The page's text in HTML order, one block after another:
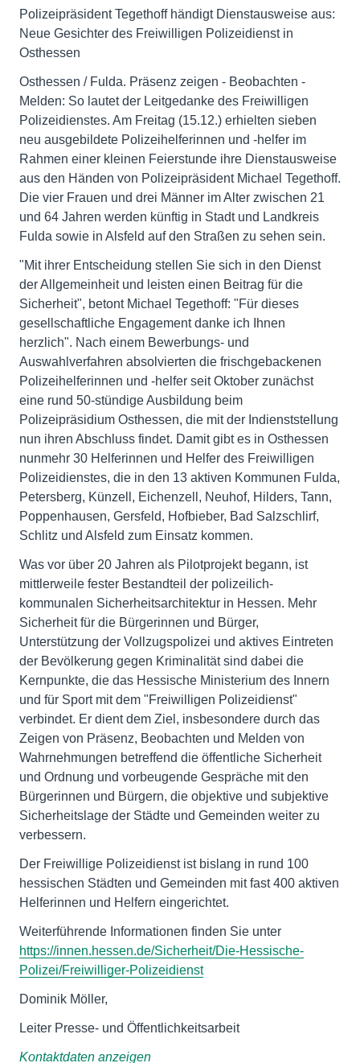
Polizeipräsident Tegethoff händigt Dienstausweise aus:
Neue Gesichter des Freiwilligen Polizeidienst in
Osthessen
Osthessen / Fulda. Präsenz zeigen - Beobachten -
Melden: So lautet der Leitgedanke des Freiwilligen
Polizeidienstes. Am Freitag (15.12.) erhielten sieben
neu ausgebildete Polizeihelferinnen und -helfer im
Rahmen einer kleinen Feierstunde ihre Dienstausweise
aus den Händen von Polizeipräsident Michael Tegethoff.
Die vier Frauen und drei Männer im Alter zwischen 21
und 64 Jahren werden künftig in Stadt und Landkreis
Fulda sowie in Alsfeld auf den Straßen zu sehen sein.
"Mit ihrer Entscheidung stellen Sie sich in den Dienst
der Allgemeinheit und leisten einen Beitrag für die
Sicherheit", betont Michael Tegethoff: "Für dieses
gesellschaftliche Engagement danke ich Ihnen
herzlich". Nach einem Bewerbungs- und
Auswahlverfahren absolvierten die frischgebackenen
Polizeihelferinnen und -helfer seit Oktober zunächst
eine rund 50-stündige Ausbildung beim
Polizeipräsidium Osthessen, die mit der Indienststellung
nun ihren Abschluss findet. Damit gibt es in Osthessen
nunmehr 30 Helferinnen und Helfer des Freiwilligen
Polizeidienstes, die in den 13 aktiven Kommunen Fulda,
Petersberg, Künzell, Eichenzell, Neuhof, Hilders, Tann,
Poppenhausen, Gersfeld, Hofbieber, Bad Salzschlirf,
Schlitz und Alsfeld zum Einsatz kommen.
Was vor über 20 Jahren als Pilotprojekt begann, ist
mittlerweile fester Bestandteil der polizeilich-
kommunalen Sicherheitsarchitektur in Hessen. Mehr
Sicherheit für die Bürgerinnen und Bürger,
Unterstützung der Vollzugspolizei und aktives Eintreten
der Bevölkerung gegen Kriminalität sind dabei die
Kernpunkte, die das Hessische Ministerium des Innern
und für Sport mit dem "Freiwilligen Polizeidienst"
verbindet. Er dient dem Ziel, insbesondere durch das
Zeigen von Präsenz, Beobachten und Melden von
Wahrnehmungen betreffend die öffentliche Sicherheit
und Ordnung und vorbeugende Gespräche mit den
Bürgerinnen und Bürgern, die objektive und subjektive
Sicherheitslage der Städte und Gemeinden weiter zu
verbessern.
Der Freiwillige Polizeidienst ist bislang in rund 100
hessischen Städten und Gemeinden mit fast 400 aktiven
Helferinnen und Helfern eingerichtet.
Weiterführende Informationen finden Sie unter
https://innen.hessen.de/Sicherheit/Die-Hessische-
Polizei/Freiwilliger-Polizeidienst
Dominik Möller,
Leiter Presse- und Öffentlichkeitsarbeit
Kontaktdaten anzeigen